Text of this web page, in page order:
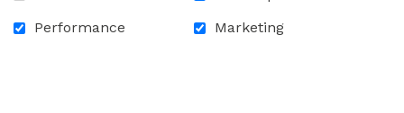
En stock : 7
Performance
Marketing